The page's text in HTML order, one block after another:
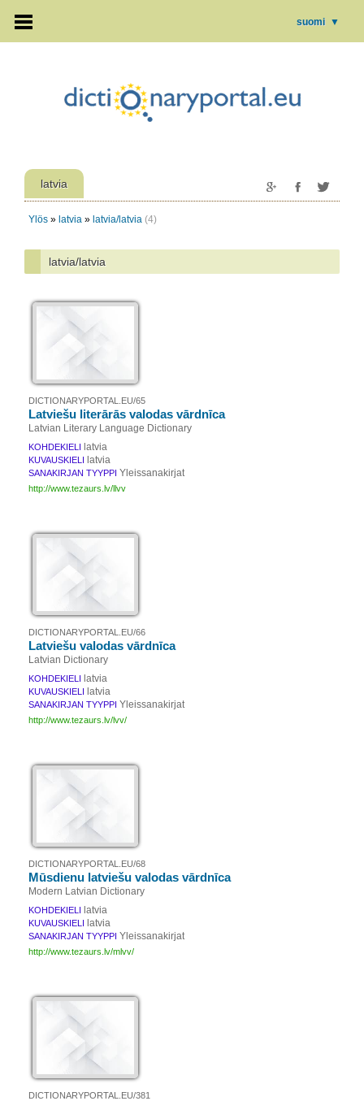
suomi ▼
latvia
Ylös » latvia » latvia/latvia (4)
latvia/latvia
DICTIONARYPORTAL.EU/65
Latviešu literārās valodas vārdnīca
Latvian Literary Language Dictionary
KOHDEKIELI latvia
KUVAUSKIELI latvia
SANAKIRJAN TYYPPI Yleissanakirjat
http://www.tezaurs.lv/llvv
DICTIONARYPORTAL.EU/66
Latviešu valodas vārdnīca
Latvian Dictionary
KOHDEKIELI latvia
KUVAUSKIELI latvia
SANAKIRJAN TYYPPI Yleissanakirjat
http://www.tezaurs.lv/lvv/
DICTIONARYPORTAL.EU/68
Mūsdienu latviešu valodas vārdnīca
Modern Latvian Dictionary
KOHDEKIELI latvia
KUVAUSKIELI latvia
SANAKIRJAN TYYPPI Yleissanakirjat
http://www.tezaurs.lv/mlvv/
DICTIONARYPORTAL.EU/381